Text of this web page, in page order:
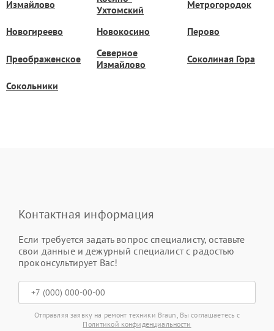
Измайлово
Ухтомский
Метрогородок
Новогиреево Новокосино Перово
Преображенское
Северное
Измайлово
Соколиная Гора
Сокольники
Контактная информация
Если требуется задать вопрос специалисту, оставьте
свои данные и дежурный специалист с радостью
проконсультирует Вас!
Отправляя заявку на ремонт техники Braun, Вы соглашаетесь с
Политикой конфиденциальности